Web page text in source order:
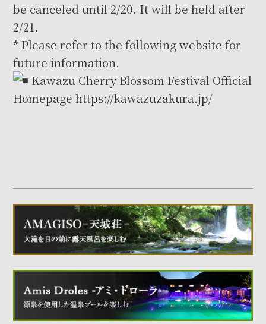
be canceled until 2/20. It will be held after
2/21.
* Please refer to the following website for
future information.
Kawazu Cherry Blossom Festival Official
Homepagehttps://kawazuzakura.jp/